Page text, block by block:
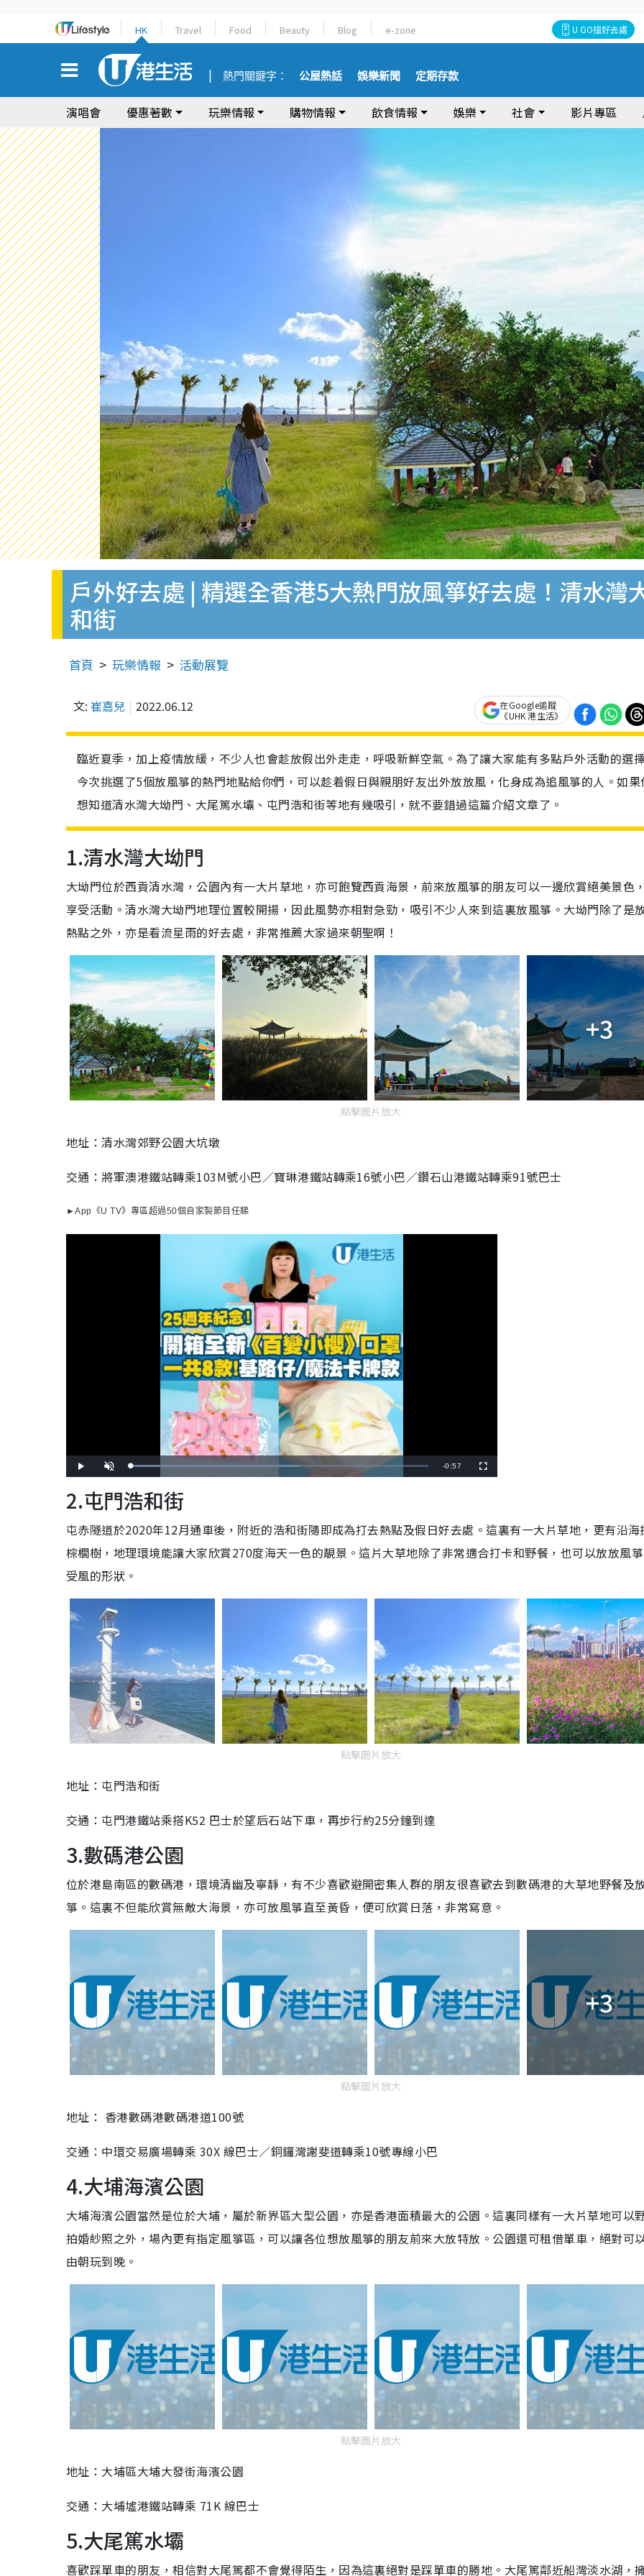
HK Travel Food Beauty Blog e-zone U GO搵好去處
熱門關鍵字： 公屋熱話 娛樂新聞 定期存款
演唱會 優惠著數 玩樂情報 購物情報 飲食情報 娛樂 社會 影片專區
戶外好去處 | 精選全香港5大熱門放風箏好去處！清水
和街
首頁 玩樂情報 活動展覽
文: 崔嘉兒 2022.06.12
在Google追蹤
《UHK 港生活》
臨近夏季，加上疫情放緩，不少人也會趁放假出外走走，呼吸新鮮空氣。為了讓大家能有多點戶外活動的選
今次挑選了5個放風箏的熱門地點給你們，可以趁着假日與親朋好友出外放放風，化身成為追風箏的人。如果
想知道清水灣大坳門、大尾篤水壩、屯門浩和街等地有幾吸引，就不要錯過這篇介紹文章了。
1.清水灣大坳門
大坳門位於西貢清水灣，公園內有一大片草地，亦可飽覽西貢海景，前來放風箏的朋友可以一邊欣賞絕美景色
享受活動。清水灣大坳門地理位置較開揚，因此風勢亦相對急勁，吸引不少人來到這裏放風箏。大坳門除了是
熱點之外，亦是看流星雨的好去處，非常推薦大家過來朝聖啊！
+3
點擊圖片放大
地址：清水灣郊野公園大坑墩
交通：將軍澳港鐵站轉乘103M號小巴／寶琳港鐵站轉乘16號小巴／鑽石山港鐵站轉乘91號巴士
►App《U TV》專區超過50個自家製節目任睇
l
n
t
e
L
6
.
4
%
R
a
i
i
m
e
-0:57
u
e
n
2.屯門浩和街
屯赤隧道於2020年12月通車後，附近的浩和街隨即成為打去熱點及假日好去處。這裏有一大片草地，更有沿海
棕櫚樹，地理環境能讓大家欣賞270度海天一色的靚景。這片大草地除了非常適合打卡和野餐，也可以放放風
受風的形狀。
點擊圖片放大
地址：屯門浩和街
交通：屯門港鐵站乘搭K52 巴士於望后石站下車，再步行約25分鐘到達
3.數碼港公園
位於港島南區的數碼港，環境清幽及寧靜，有不少喜歡避開密集人群的朋友很喜歡去到數碼港的大草地野餐及
箏。這裏不但能欣賞無敵大海景，亦可放風箏直至黃昏，便可欣賞日落，非常寫意。
+3
點擊圖片放大
地址： 香港數碼港數碼港道100號
交通：中環交易廣場轉乘 30X 線巴士／銅鑼灣謝斐道轉乘10號專線小巴
4.大埔海濱公園
大埔海濱公園當然是位於大埔，屬於新界區大型公園，亦是香港面積最大的公園。這裏同樣有一大片草地可以
拍婚紗照之外，場內更有指定風箏區，可以讓各位想放風箏的朋友前來大放特放。公園還可租借單車，絕對可
由朝玩到晚。
點擊圖片放大
地址：大埔區大埔大發街海濱公園
交通：大埔墟港鐵站轉乘 71K 線巴士
5.大尾篤水壩
喜歡踩單車的朋友，相信對大尾篤都不會覺得陌生，因為這裏絕對是踩單車的勝地。大尾篤鄰近船灣淡水湖，